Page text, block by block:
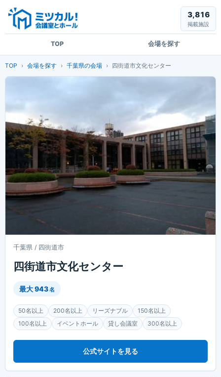
TOP 会場を探す
3,816
掲載施設
TOP 会場を探す 千葉県の会場 四街道市文化センター
千葉県 / 四街道市
四街道市文化センター
最大943名
50名以上 200名以上 リーズナブル
150名以上
100名以上
イベントホール 貸し会議室 300名以上
公式サイトを見る